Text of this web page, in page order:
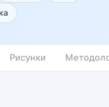
Рисунки